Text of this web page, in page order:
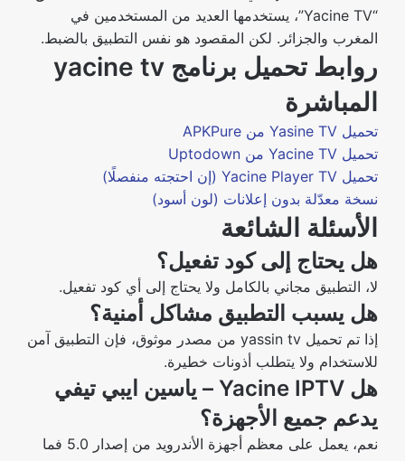
“Yacine TV”، يستخدمها العديد من المستخدمين في
المغرب والجزائر. لكن المقصود هو نفس التطبيق بالضبط.
روابط تحميل برنامج yacine tv
المباشرة
تحميل Yasine TV من APKPure
تحميل Yacine TV من Uptodown
تحميل Yacine Player TV (إن احتجته منفصلًا)
نسخة معدّلة بدون إعلانات (لون أسود)
الأسئلة الشائعة
هل يحتاج إلى كود تفعيل؟
لا، التطبيق مجاني بالكامل ولا يحتاج إلى أي كود تفعيل.
هل يسبب التطبيق مشاكل أمنية؟
إذا تم تحميل yassin tv من مصدر موثوق، فإن التطبيق آمن
للاستخدام ولا يتطلب أذونات خطيرة.
هل Yacine IPTV – ياسين ايبي تيفي
يدعم جميع الأجهزة؟
نعم، يعمل على معظم أجهزة الأندرويد من إصدار 5.0 فما